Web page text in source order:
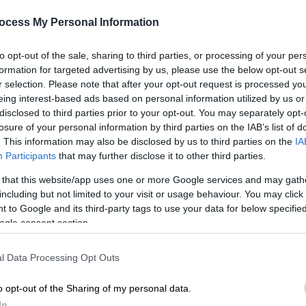
My Personal Information
opt-out of the sale, sharing to third parties, or processing of your
for targeted advertising by us, please use the below opt-out
selection. Please note that after your opt-out request is processed
interest-based ads based on personal information utilized by us
to third parties prior to your opt-out. You may separately
of your personal information by third parties on the IAB’s list of
This information may also be disclosed by us to third parties on the
Participants that may further disclose it to other third parties.
that this website/app uses one or more Google services and may
but not limited to your visit or usage behaviour. You may
to Google and its third-party tags to use your data for below
consent section.
Data Processing Opt Outs
opt-out of the Sharing of my personal data.
το ΕΘΝΟΣ στη Google
για πλήρη κατάληψη τηςΛωρίδας της
στη Μέση Ανατολή, με τηνΠαλαιστινιακή
τη στάση του και απειλεί την